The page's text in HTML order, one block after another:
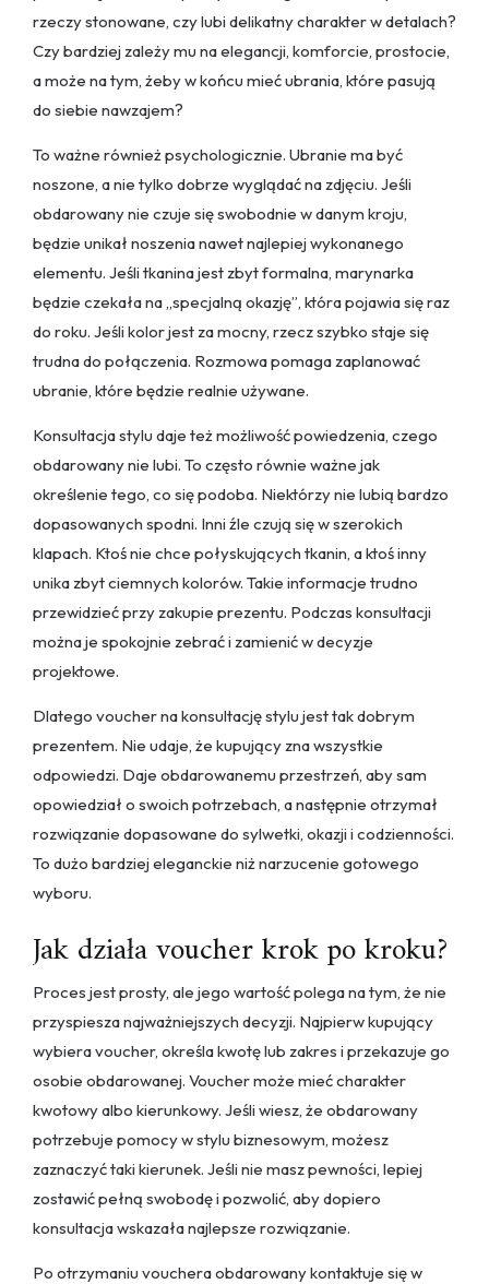
rzeczy stonowane, czy lubi delikatny charakter w detalach?
Czy bardziej zależy mu na elegancji, komforcie, prostocie,
a może na tym, żeby w końcu mieć ubrania, które pasują
do siebie nawzajem?
To ważne również psychologicznie. Ubranie ma być
noszone, a nie tylko dobrze wyglądać na zdjęciu. Jeśli
obdarowany nie czuje się swobodnie w danym kroju,
będzie unikał noszenia nawet najlepiej wykonanego
elementu. Jeśli tkanina jest zbyt formalna, marynarka
będzie czekała na „specjalną okazję”, która pojawia się raz
do roku. Jeśli kolor jest za mocny, rzecz szybko staje się
trudna do połączenia. Rozmowa pomaga zaplanować
ubranie, które będzie realnie używane.
Konsultacja stylu daje też możliwość powiedzenia, czego
obdarowany nie lubi. To często równie ważne jak
określenie tego, co się podoba. Niektórzy nie lubią bardzo
dopasowanych spodni. Inni źle czują się w szerokich
klapach. Ktoś nie chce połyskujących tkanin, a ktoś inny
unika zbyt ciemnych kolorów. Takie informacje trudno
przewidzieć przy zakupie prezentu. Podczas konsultacji
można je spokojnie zebrać i zamienić w decyzje
projektowe.
Dlatego voucher na konsultację stylu jest tak dobrym
prezentem. Nie udaje, że kupujący zna wszystkie
odpowiedzi. Daje obdarowanemu przestrzeń, aby sam
opowiedział o swoich potrzebach, a następnie otrzymał
rozwiązanie dopasowane do sylwetki, okazji i codzienności.
To dużo bardziej eleganckie niż narzucenie gotowego
wyboru.
Jak działa voucher krok po kroku?
Proces jest prosty, ale jego wartość polega na tym, że nie
przyspiesza najważniejszych decyzji. Najpierw kupujący
wybiera voucher, określa kwotę lub zakres i przekazuje go
osobie obdarowanej. Voucher może mieć charakter
kwotowy albo kierunkowy. Jeśli wiesz, że obdarowany
potrzebuje pomocy w stylu biznesowym, możesz
zaznaczyć taki kierunek. Jeśli nie masz pewności, lepiej
zostawić pełną swobodę i pozwolić, aby dopiero
konsultacja wskazała najlepsze rozwiązanie.
Po otrzymaniu vouchera obdarowany kontaktuje się w